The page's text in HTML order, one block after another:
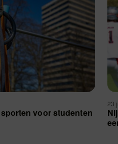
voor studenten
23